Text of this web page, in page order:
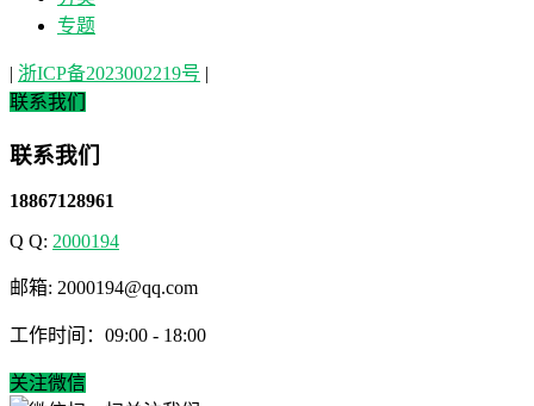
专题
| 浙ICP备2023002219号 |
联系我们
联系我们
18867128961
Q Q: 2000194
邮箱: 2000194@qq.com
工作时间：09:00 - 18:00
关注微信